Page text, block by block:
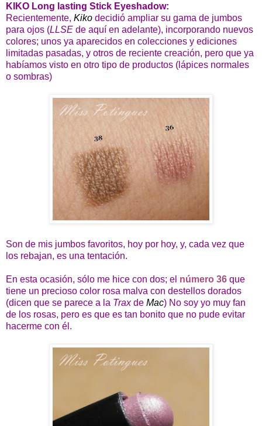
KIKO Long lasting Stick Eyeshadow:
Recientemente, Kiko decidió ampliar su gama de jumbos
para ojos (LLSE de aquí en adelante), incorporando nuevos
colores; unos ya aparecidos en colecciones y ediciones
limitadas pasadas, y otros de reciente creación, pero que ya
habíamos visto en otro tipo de productos (lápices normales
o sombras)
Son de mis jumbos favoritos, hoy por hoy, y, cada vez que
los rebajan, es una tentación.
En esta ocasión, sólo me hice con dos; el número 36 que
tiene un precioso color rosa malva con destellos dorados
(dicen que se parece a la Traxde Mac) No soy yo muy fan
de los rosas, pero es que es tan bonito que no pude evitar
hacerme con él.